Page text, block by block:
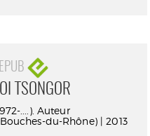
TSONGOR
....). Auteur
du-Rhône) | 2013